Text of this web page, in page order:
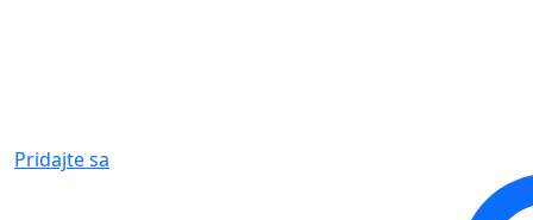
Pridajte sa